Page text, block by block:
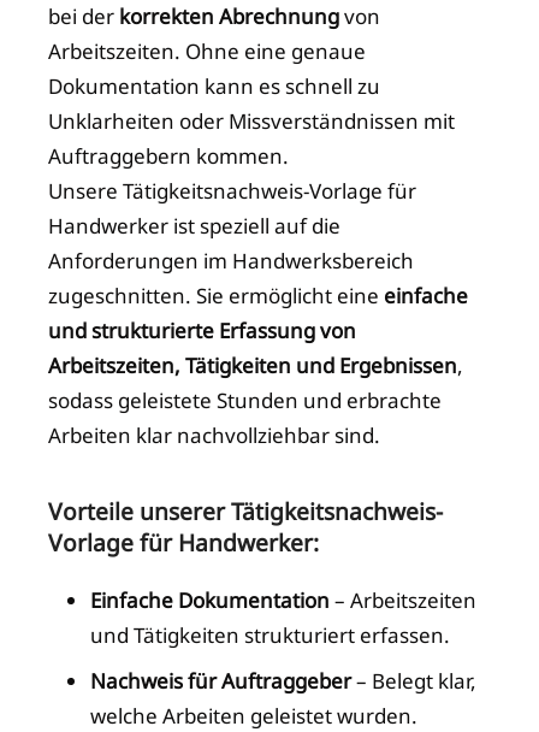
bei der korrekten Abrechnungvon
Arbeitszeiten. Ohne eine genaue
Dokumentation kann es schnell zu
Unklarheiten oder Missverständnissen mit
Auftraggebern kommen.
Unsere Tätigkeitsnachweis-Vorlage für
Handwerker ist speziell auf die
Anforderungen im Handwerksbereich
zugeschnitten. Sie ermöglicht eine einfache
und strukturierte Erfassung von
Arbeitszeiten, Tätigkeiten und Ergebnissen,
sodass geleistete Stunden und erbrachte
Arbeiten klar nachvollziehbar sind.
Vorteile unserer Tätigkeitsnachweis-
Vorlage für Handwerker:
Einfache Dokumentation – Arbeitszeiten
und Tätigkeiten strukturiert erfassen.
Nachweis für Auftraggeber– Belegt klar,
welche Arbeiten geleistet wurden.